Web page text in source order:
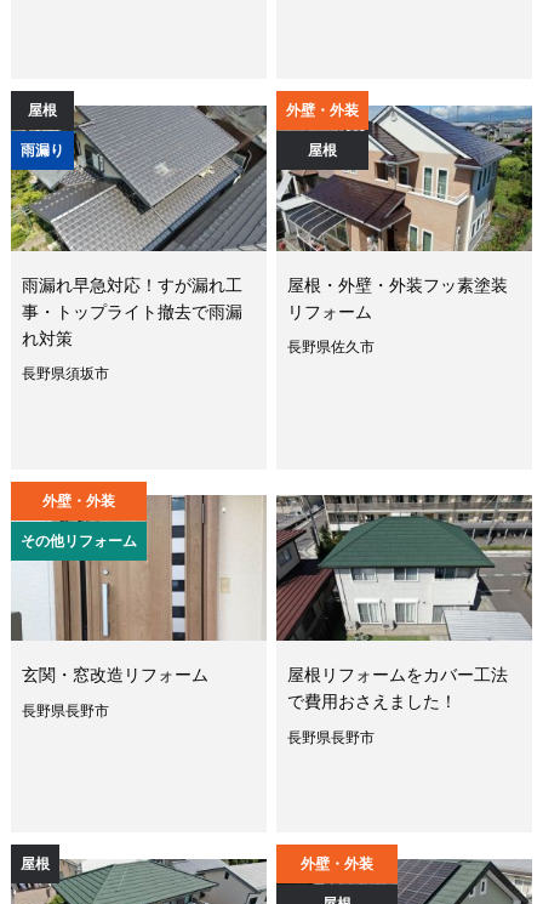
屋根
雨漏り
雨漏れ早急対応！すが漏れ工
事・トップライト撤去で雨漏
れ対策
長野県須坂市
外壁・外装
屋根
屋根・外壁・外装フッ素塗装
リフォーム
長野県佐久市
外壁・外装
その他リフォーム
玄関・窓改造リフォーム
長野県長野市
屋根リフォームをカバー工法
で費用おさえました！
長野県長野市
屋根 外壁・外装